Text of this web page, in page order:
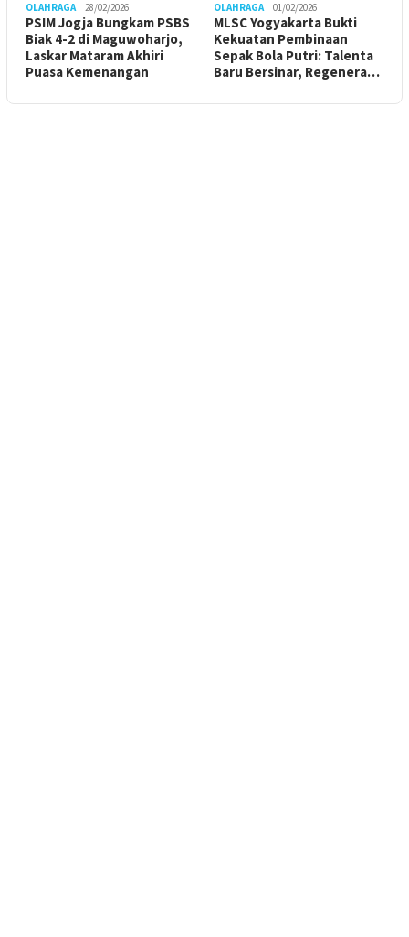
OLAHRAGA 28/02/2026
PSIM Jogja Bungkam PSBS
Biak 4-2 di Maguwoharjo,
Laskar Mataram Akhiri
Puasa Kemenangan
OLAHRAGA 01/02/2026
MLSC Yogyakarta Bukti
Kekuatan Pembinaan
Sepak Bola Putri: Talenta
Baru Bersinar, Regenera…